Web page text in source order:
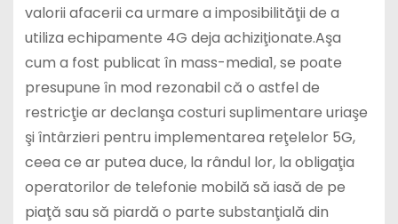
valorii afacerii ca urmare a imposibilităţii de a
utiliza echipamente 4G deja achiziţionate.Aşa
cum a fost publicat în mass-media1, se poate
presupune în mod rezonabil că o astfel de
restricţie ar declanşa costuri suplimentare uriaşe
şi întârzieri pentru implementarea reţelelor 5G,
ceea ce ar putea duce, la rândul lor, la obligaţia
operatorilor de telefonie mobilă să iasă de pe
piaţă sau să piardă o parte substanţială din